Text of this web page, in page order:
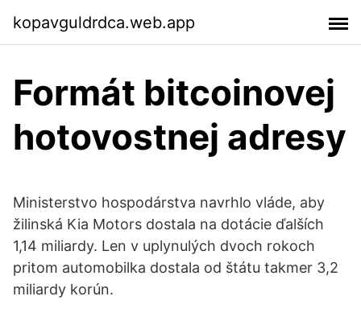
kopavguldrdca.web.app
Formát bitcoinovej
hotovostnej adresy
Ministerstvo hospodárstva navrhlo vláde, aby
žilinská Kia Motors dostala na dotácie ďalších
1,14 miliardy. Len v uplynulých dvoch rokoch
pritom automobilka dostala od štátu takmer 3,2
miliardy korún.